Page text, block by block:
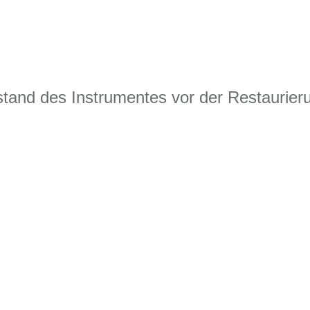
des Instrumentes vor der